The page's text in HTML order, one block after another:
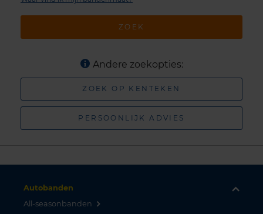
ZOEK
Andere zoekopties:
ZOEK OP KENTEKEN
PERSOONLIJK ADVIES
Autobanden
All-seasonbanden